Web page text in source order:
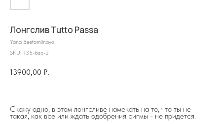
Лонгслив Tutto Passa
Yana Besfamilnaya
SKU: T35-bsc-2
13900,00 ₽.
Скажу одно, в этом лонгсливе намекать на то, что ты не
такая, как все или ждать одобрения сигмы - не придется.